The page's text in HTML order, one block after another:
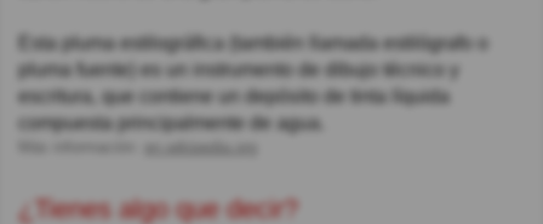
Esta pluma estilográfica (también llamada estilógrafo o
pluma fuente) es un instrumento de dibujo técnico y
escritura, que contiene un depósito de tinta líquida
compuesta principalmente de agua.
en.wikipedia.org
¿Tienes algo que decir?